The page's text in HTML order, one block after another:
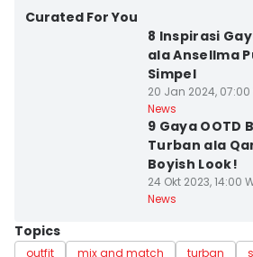
Curated For You
8 Inspirasi
ala Ansellma
Simpel
20 Jan 2024, 07:00
News
9 Gaya OOTD
Turban ala
Boyish Look!
24 Okt 2023, 14:00
News
Topics
outfit mix and match turban